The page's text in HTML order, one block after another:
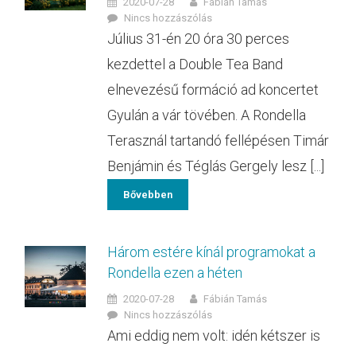
Nincs hozzászólás
Július 31-én 20 óra 30 perces
kezdettel a Double Tea Band
elnevezésű formáció ad koncertet
Gyulán a vár tövében. A Rondella
Terasznál tartandó fellépésen Timár
Benjámin és Téglás Gergely lesz [...]
Bővebben
Három estére kínál programokat a
Rondella ezen a héten
2020-07-28
Fábián Tamás
Nincs hozzászólás
Ami eddig nem volt: idén kétszer is